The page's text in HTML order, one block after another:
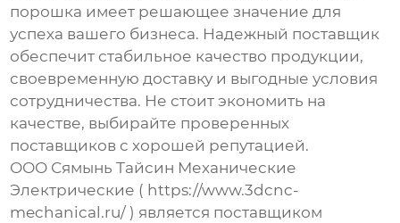
порошка имеет решающее значение для
успеха вашего бизнеса. Надежный поставщик
обеспечит стабильное качество продукции,
своевременную доставку и выгодные условия
сотрудничества. Не стоит экономить на
качестве, выбирайте проверенных
поставщиков с хорошей репутацией.
ООО Сямынь Тайсин Механические
Электрические ( https://www.3dcnc-
mechanical.ru/ ) является поставщиком